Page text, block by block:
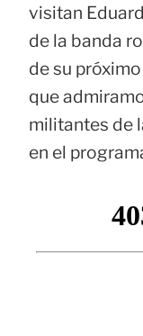
visitan
de la banda
de su
que
militantes de
en el